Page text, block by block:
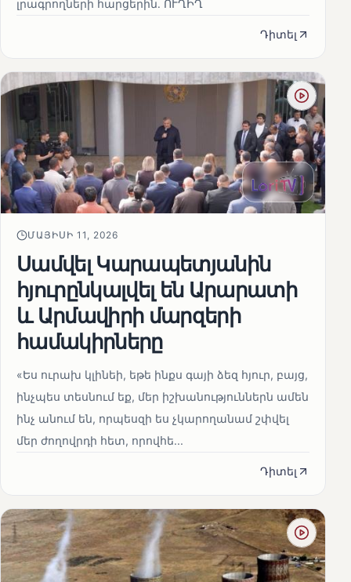
լրագրողների հարցերին․ ՈՒՂԻՂ
Դիտել
ՄԱՅԻՍԻ 11, 2026
Սամվել Կարապետյանին
հյուրընկալվել են Արարատի
և Արմավիրի մարզերի
համակիրները
«Ես ուրախ կլինեի, եթե ինքս գայի ձեզ հյուր, բայց,
ինչպես տեսնում եք, մեր իշխանություններն ամեն
ինչ անում են, որպեսզի ես չկարողանամ շփվել
մեր ժողովրդի հետ, որովհե...
Դիտել